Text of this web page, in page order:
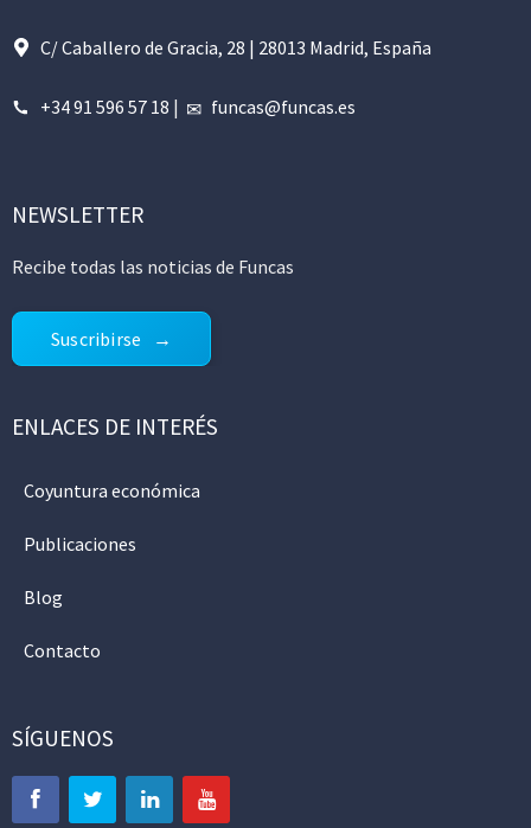
C/ Caballero de Gracia, 28 | 28013 Madrid, España
+34 91 596 57 18 | funcas@funcas.es
NEWSLETTER
Recibe todas las noticias de Funcas
Suscribirse
ENLACES DE INTERÉS
Coyuntura económica
Publicaciones
Blog
Contacto
SÍGUENOS